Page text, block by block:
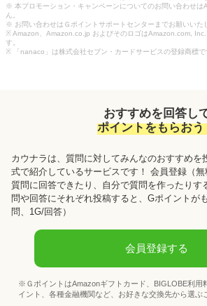
※ 本プロモーション・キャンペーンについてのお問い合わせは
ん。
※ お問い合わせはＧポイントサポートセンターまでお願いいた
※ Amazon、Amazon.co.jp およびそのロゴはAmazon.com,
す。
※ 「nanaco」は株式会社セブン・カードサービスの登録商標で
おすすめを回答し
ポイントをもらおう
カウナラ は、質問に対してみんなのおすすめを
式で紹介しているサービスです！ 会員登録（
質問に回答できたり、自分で質問を作ったりす
問や回答にそれぞれ投稿すると、Gポイントが
問、1G/回答）
会員登録する
※ＧポイントはAmazonギフトカード、BIGLOBE利用
イント、各種金融機関など、お好きな交換先から選ぶ